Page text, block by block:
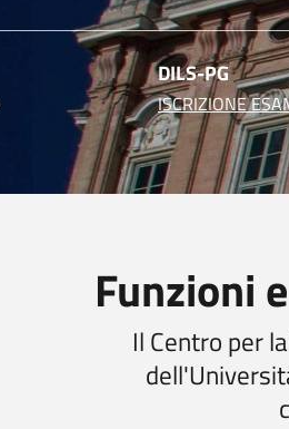
DILS-PG
ISCRIZIONE
Funzioni
Il Centro per